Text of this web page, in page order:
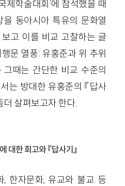
제학술대회’에 참석했을 때
동아시아 특유의 문화열
고 이를 비교 고찰하는 글
문 열풍: 유홍준과 위 추위
그때는 간단한 비교 수준의
는 방대한 유홍준의 『답사
더 살펴보고자 한다.
대한 회고와 『답사기』
, 한자문화, 유교와 불교 등